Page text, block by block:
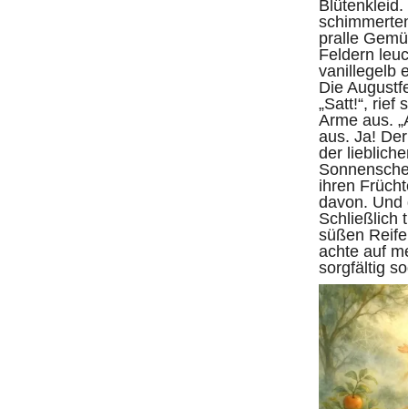
pralle
Feldern
vanillegelb
Die
„Satt!“, rief
Arme aus.
aus. Ja!
der
ihren
davon. Und
Schließlich
süßen
achte auf
sorgfältig